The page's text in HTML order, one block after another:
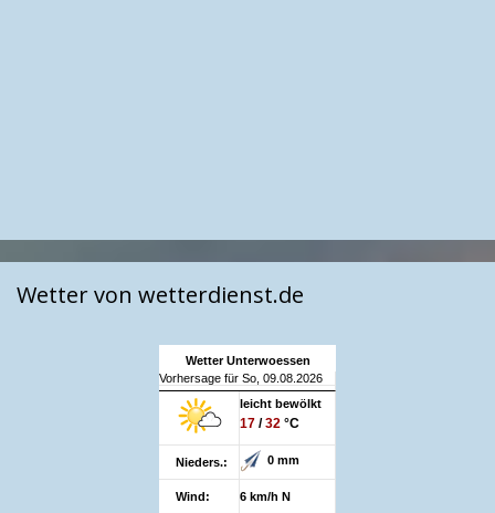
Wetter von wetterdienst.de
Wetter Unterwoessen
Vorhersage für So, 09.08.2026
leicht bewölkt
17 /32 °C
Nieders.: 0 mm
Wind: 6 km/h N